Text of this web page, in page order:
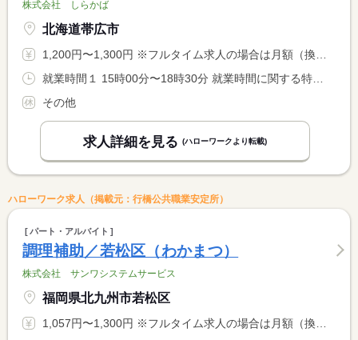
株式会社 しらかば
北海道帯広市
1,200円〜1,300円 ※フルタイム求人の場合は月額（換算額）、パート求人の場合は時間額を表示しています。
就業時間１ 15時00分〜18時30分 就業時間に関する特記事項 ※休憩なし
その他
求人詳細を見る (ハローワークより転載)
ハローワーク求人（掲載元：行橋公共職業安定所）
パート・アルバイト
調理補助／若松区（わかまつ）
株式会社 サンワシステムサービス
福岡県北九州市若松区
1,057円〜1,300円 ※フルタイム求人の場合は月額（換算額）、パート求人の場合は時間額を表示しています。